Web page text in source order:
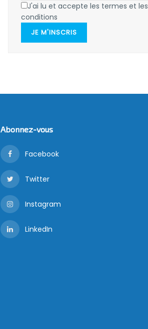
J'ai lu et accepte les termes et les
conditions
JE M'INSCRIS
Abonnez-vous
Facebook
Twitter
Instagram
LinkedIn